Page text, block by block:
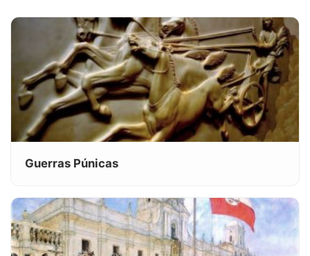
Guerras Púnicas